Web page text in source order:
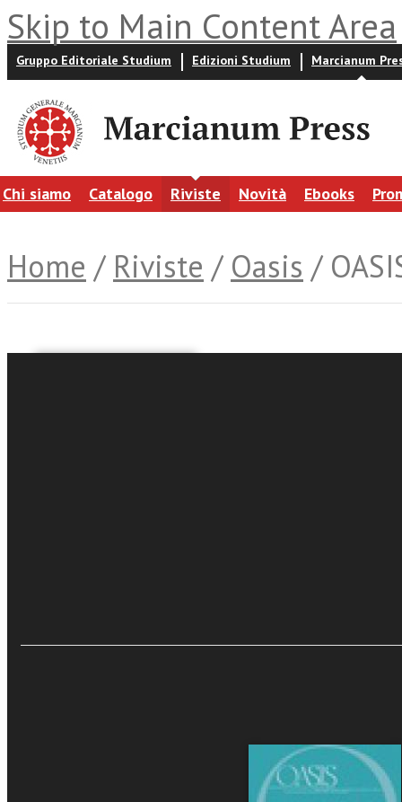
Skip to Main Content Area
Gruppo Editoriale Studium Edizioni Studium Marcianum
Chi siamo Catalogo Riviste Novità Ebooks
Home / Riviste / Oasis /
Quantità